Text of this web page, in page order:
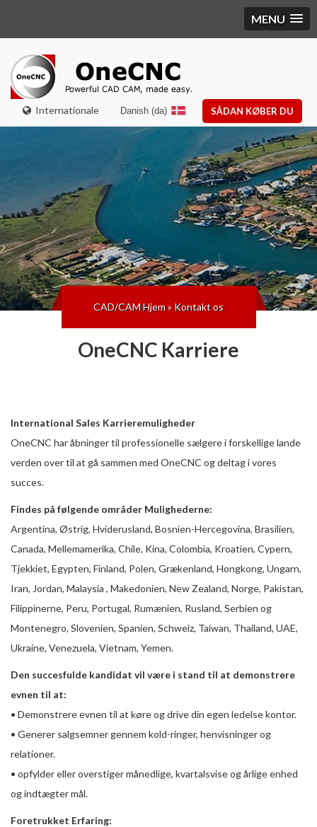
MENU
Internationale SÅDAN KØBER DU
Danish (da)
CAD/CAM Hjem» Kontakt os
OneCNC Karriere
International Sales Karrieremuligheder
OneCNC har åbninger til professionelle sælgere i forskellige lande
verden over til at gå sammen med OneCNC og deltag i vores
succes.
Findes på følgende områder Mulighederne:
Argentina, Østrig, Hviderusland, Bosnien-Hercegovina, Brasilien,
Canada, Mellemamerika, Chile, Kina, Colombia, Kroatien, Cypern,
Tjekkiet, Egypten, Finland, Polen, Grækenland, Hongkong, Ungarn,
Iran, Jordan, Malaysia , Makedonien, New Zealand, Norge, Pakistan,
Filippinerne, Peru, Portugal, Rumænien, Rusland, Serbien og
Montenegro, Slovenien, Spanien, Schweiz, Taiwan, Thailand, UAE,
Ukraine, Venezuela, Vietnam, Yemen.
Den succesfulde kandidat vil være i stand til at demonstrere
evnen til at:
• Demonstrere evnen til at køre og drive din egen ledelse kontor.
• Generer salgsemner gennem kold-ringer, henvisninger og
relationer.
• opfylder eller overstiger månedlige, kvartalsvise og årlige enhed
og indtægter mål.
Foretrukket Erfaring: